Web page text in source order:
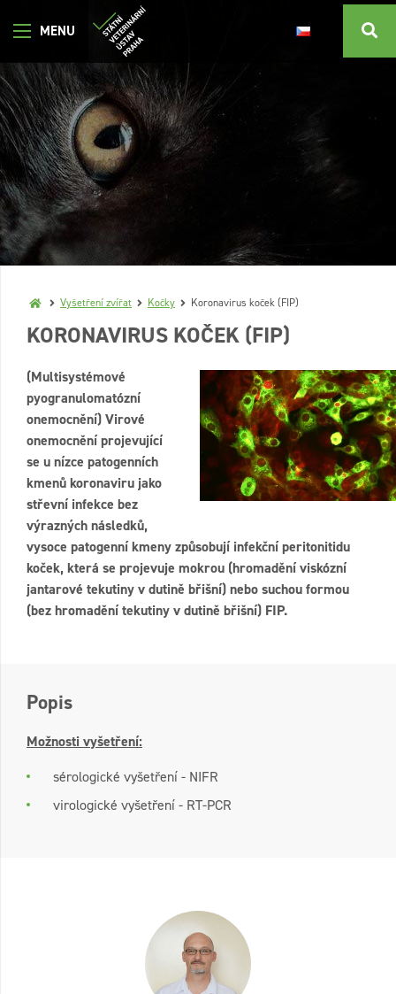
Vyšetření zvířat Kočky Koronavirus koček (FIP)
KORONAVIRUS KOČEK (FIP)
(Multisystémové
pyogranulomatózní
onemocnění) Virové
onemocnění projevující
se u nízce patogenních
kmenů koronaviru jako
střevní infekce bez
výrazných následků,
vysoce patogenní kmeny způsobují infekční peritonitidu
koček, která se projevuje mokrou (hromadění viskózní
jantarové tekutiny v dutině břišní) nebo suchou formou
(bez hromadění tekutiny v dutině břišní) FIP.
Popis
Možnosti vyšetření:
sérologické vyšetření - NIFR
virologické vyšetření - RT-PCR